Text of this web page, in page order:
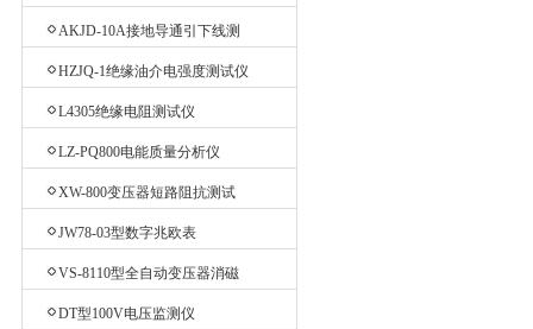
AKJD-10A接地导通引下线测
HZJQ-1绝缘油介电强度测试仪
L4305绝缘电阻测试仪
LZ-PQ800电能质量分析仪
XW-800变压器短路阻抗测试
JW78-03型数字兆欧表
VS-8110型全自动变压器消磁
DT型100V电压监测仪